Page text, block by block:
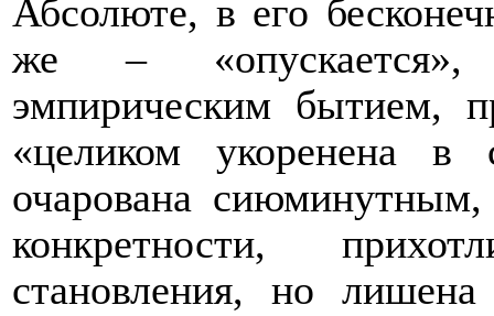
Абсолюте, в его
же – «опускается»,
эмпирическим бытием,
«целиком укоренена в
очарована
конкретности,
становления, но